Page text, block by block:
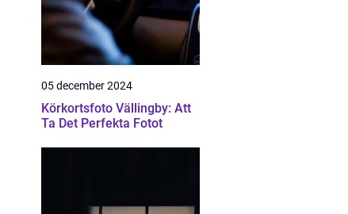
05 december 2024
Körkortsfoto Vällingby: Att
Ta Det Perfekta Fotot